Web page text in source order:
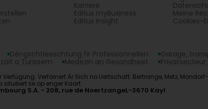
Karriere
Editus myBusiness
Editus Insight
Meine
Cookies-
Déngschtleeschtung fir Professionnellen Garage,
a Turissem Medezin an Gesondheet Privatsecteur
Verfäinert Är Sich no Uertschaft: Bertrange, Metz,
situéiert se op enger Kaart.
S.A. 208, rue de NoertzangeL-3670 Kayl